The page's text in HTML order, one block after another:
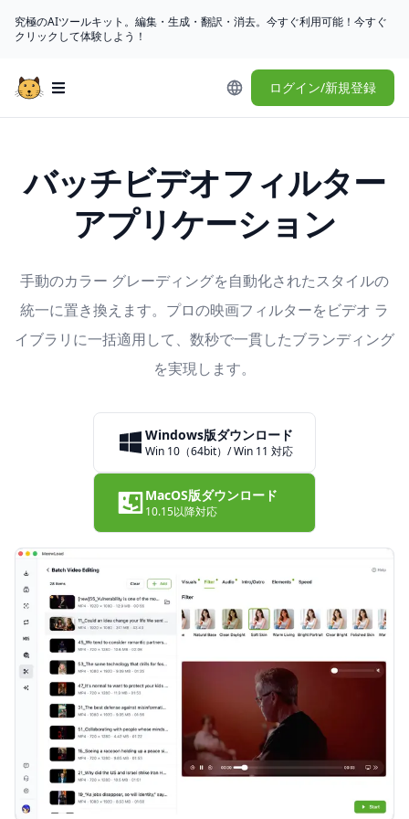
究極のAIツールキット。編集・生成・翻訳・消去。今すぐ利用可能！今すぐ
クリックして体験しよう！
Open main menu ログイン/新規登録
バッチビデオフィルター
アプリケーション
手動のカラー グレーディングを自動化されたスタイルの
統一に置き換えます。プロの映画フィルターをビデオ ラ
イブラリに一括適用して、数秒で一貫したブランディング
を実現します。
Windows版ダウンロード
Win 10（64bit）/ Win 11 対応
MacOS版ダウンロード
10.15以降対応